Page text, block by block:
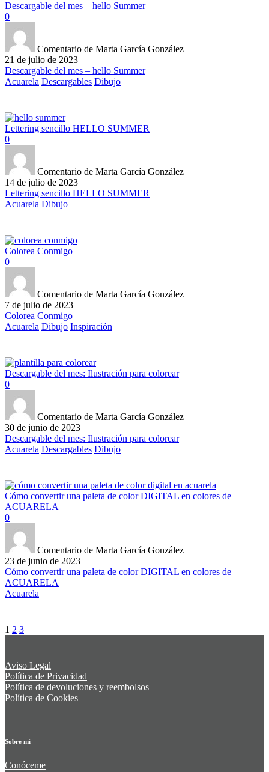
Descargable del mes – hello Summer
0
Comentario de Marta García González
21 de julio de 2023
Descargable del mes – hello Summer
Acuarela Descargables Dibujo
Lettering sencillo HELLO SUMMER
0
Comentario de Marta García González
14 de julio de 2023
Lettering sencillo HELLO SUMMER
Acuarela Dibujo
Colorea Conmigo
0
Comentario de Marta García González
7 de julio de 2023
Colorea Conmigo
Acuarela Dibujo Inspiración
Descargable del mes: Ilustración para colorear
0
Comentario de Marta García González
30 de junio de 2023
Descargable del mes: Ilustración para colorear
Acuarela Descargables Dibujo
Cómo convertir una paleta de color DIGITAL en colores de
ACUARELA
0
Comentario de Marta García González
23 de junio de 2023
Cómo convertir una paleta de color DIGITAL en colores de
ACUARELA
Acuarela
1 2 3
Aviso Legal
Política de Privacidad
Política de devoluciones y reembolsos
Política de Cookies
Sobre mi
Conóceme